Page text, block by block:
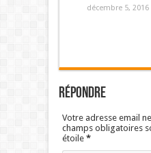
décembre 5, 2016
Répondre
Votre adresse email
champs obligatoires
étoile *